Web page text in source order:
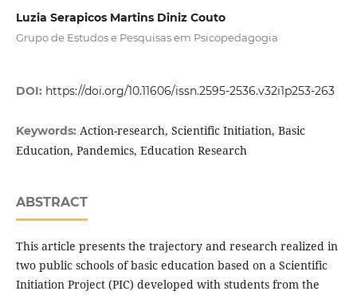
Luzia Serapicos Martins Diniz Couto
Grupo de Estudos e Pesquisas em Psicopedagogia
DOI: https://doi.org/10.11606/issn.2595-2536.v32i1p253-263
Keywords: Action-research, Scientific Initiation, Basic
Education, Pandemics, Education Research
ABSTRACT
This article presents the trajectory and research realized in
two public schools of basic education based on a Scientific
Initiation Project (PIC) developed with students from the